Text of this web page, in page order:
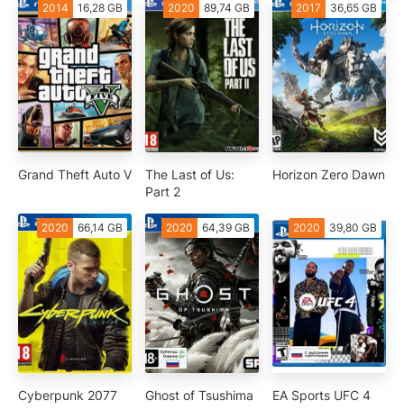
2014 16,28 GB
Grand Theft Auto V
2020 89,74 GB
The Last of Us:
Part 2
2017 36,65 GB
Horizon Zero Dawn
2020 66,14 GB
Cyberpunk 2077
2020 64,39 GB
Ghost of Tsushima
2020 39,80 GB
EA Sports UFC 4